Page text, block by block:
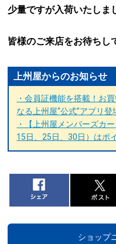
少量ですが入荷いたしま
皆様のご来店をお待ちし
上州屋からのお知らせ
・会員証機能を搭載！お
なる上州屋“公式”アプリ登
・【上州屋メンバーズカ
15日、25日、30日）はポ
ショップ